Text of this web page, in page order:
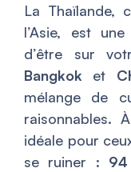
La Thaïlande,
l’Asie, est
d’être sur
Bangkok et
mélange de
raisonnables. À
idéale pour
se ruiner :